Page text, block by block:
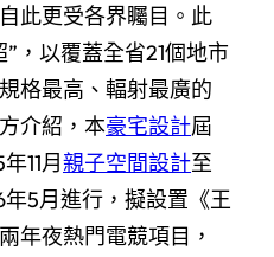
此更受各界矚目。此
，以覆蓋全省21個地市
格最高、輻射最廣的
介紹，本豪宅設計屆
11月親子空間設計至
年5月進行，擬設置《王
年夜熱門電競項目，